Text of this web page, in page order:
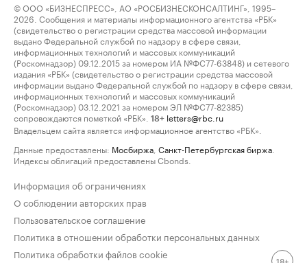
© ООО «БИЗНЕСПРЕСС», АО «РОСБИЗНЕСКОНСАЛТИНГ», 1995–
2026. Сообщения и материалы информационного агентства «РБК»
(свидетельство о регистрации средства массовой информации
выдано Федеральной службой по надзору в сфере связи,
информационных технологий и массовых коммуникаций
(Роскомнадзор) 09.12.2015 за номером ИА №ФС77-63848) и сетевого
издания «РБК» (свидетельство о регистрации средства массовой
информации выдано Федеральной службой по надзору в сфере связи,
информационных технологий и массовых коммуникаций
(Роскомнадзор) 03.12.2021 за номером ЭЛ №ФС77-82385)
сопровождаются пометкой «РБК».
18+ letters@rbc.ru
Владельцем сайта является информационное агентство «РБК».
Данные предоставлены: Мосбиржа Санкт-Петербургская биржа
Индексы облигаций предоставлены Cbonds.
Информация об ограничениях
О соблюдении авторских прав
Пользовательское соглашение
Политика в отношении обработки персональных данных
Политика обработки файлов cookie